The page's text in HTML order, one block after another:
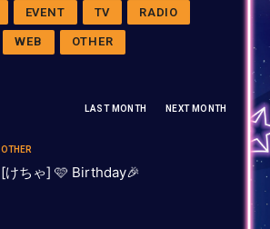
EVENT TV RADIO
WEB OTHER
LAST MONTH NEXT MONTH
OTHER
[けちゃ] 🩷 Birthday🎉